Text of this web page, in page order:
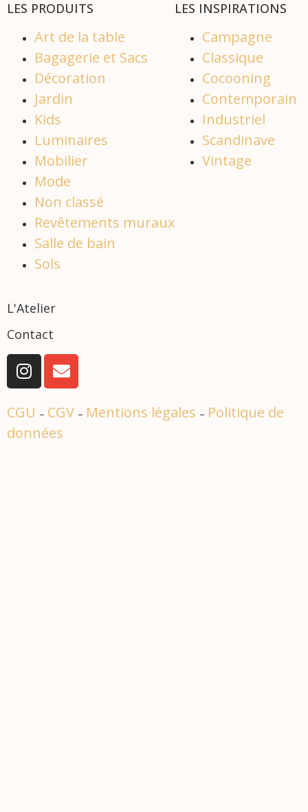
LES PRODUITS
Art de la table
Bagagerie et Sacs
Décoration
Jardin
Kids
Luminaires
Mobilier
Mode
Non classé
Revêtements muraux
Salle de bain
Sols
LES INSPIRATIONS
Campagne
Classique
Cocooning
Contemporain
Industriel
Scandinave
Vintage
L'Atelier
Contact
CGU – CGV – Mentions légales – Politique de
données